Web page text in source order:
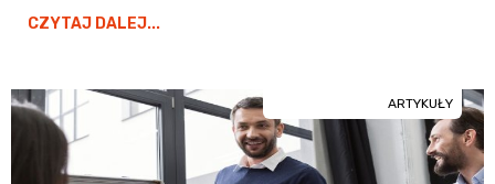
CZYTAJ DALEJ...
ARTYKUŁY